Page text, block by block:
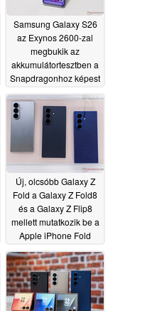
Samsung Galaxy S26
az Exynos 2600-zal
megbukik az
akkumulátortesztben a
Snapdragonhoz képest
03/30/2026
Új, olcsóbb Galaxy Z
Fold a Galaxy Z Fold8
és a Galaxy Z Flip8
mellett mutatkozik be a
Apple iPhone Fold
pletykák közepette
01/07/2026